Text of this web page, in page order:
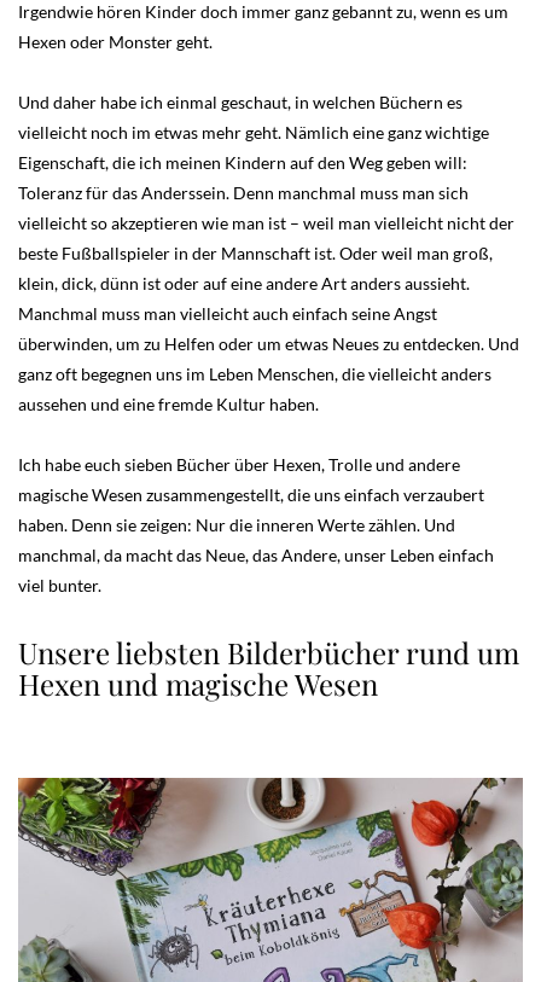
Irgendwie hören Kinder doch immer ganz gebannt zu, wenn es um
Hexen oder Monster geht.
Und daher habe ich einmal geschaut, in welchen Büchern es
vielleicht noch im etwas mehr geht. Nämlich eine ganz wichtige
Eigenschaft, die ich meinen Kindern auf den Weg geben will:
Toleranz für das Anderssein. Denn manchmal muss man sich
vielleicht so akzeptieren wie man ist – weil man vielleicht nicht der
beste Fußballspieler in der Mannschaft ist. Oder weil man groß,
klein, dick, dünn ist oder auf eine andere Art anders aussieht.
Manchmal muss man vielleicht auch einfach seine Angst
überwinden, um zu Helfen oder um etwas Neues zu entdecken. Und
ganz oft begegnen uns im Leben Menschen, die vielleicht anders
aussehen und eine fremde Kultur haben.
Ich habe euch sieben Bücher über Hexen, Trolle und andere
magische Wesen zusammengestellt, die uns einfach verzaubert
haben. Denn sie zeigen: Nur die inneren Werte zählen. Und
manchmal, da macht das Neue, das Andere, unser Leben einfach
viel bunter.
Unsere liebsten Bilderbücher rund um
Hexen und magische Wesen